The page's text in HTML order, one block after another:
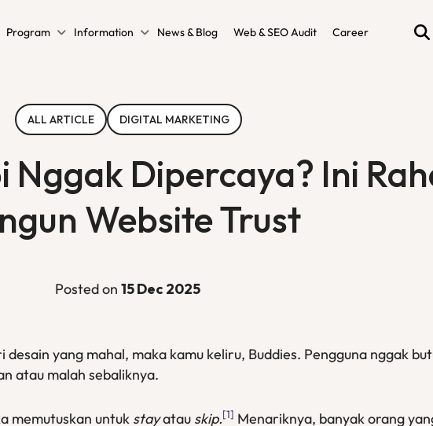
Program Information News & Blog Web & SEO Audit Career
ALL ARTICLE DIGITAL MARKETING
Nggak Dipercaya? Ini
Website Trust
Posted on15 Dec 2025
desain yang mahal, maka kamu keliru, Buddies. Pengguna nggak
atau malah sebaliknya.
memutuskan untuk stayatau skip.[1] Menariknya, banyak orang